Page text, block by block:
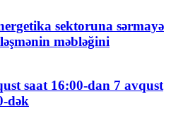
sektoruna sərmayə
məbləğini
saat 16:00-dan 7 avqust
dək